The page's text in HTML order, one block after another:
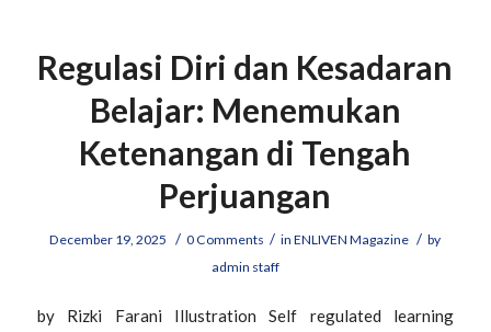
Regulasi Diri dan Kesadaran
Belajar: Menemukan
Ketenangan di Tengah
Perjuangan
December 19, 2025 / 0 Comments / inENLIVEN Magazine / by
admin staff
by Rizki Farani Illustration Self regulated learning